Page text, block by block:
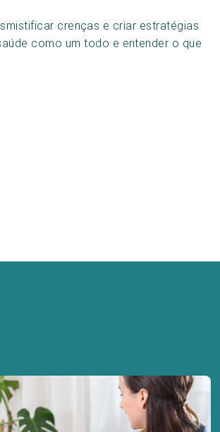
crenças e criar estratégias
como um todo e entender o que